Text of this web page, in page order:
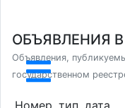
ОБЪЯВЛЕНИЯ В
Объявления,
государственном
Номер, тип, дата